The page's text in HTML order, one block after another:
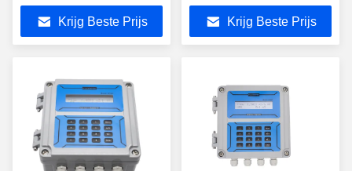
Krijg Beste Prijs Krijg Beste Prijs